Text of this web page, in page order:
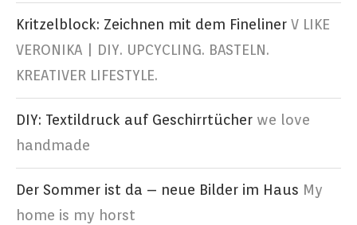
Kritzelblock: Zeichnen mit dem Fineliner V LIKE
VERONIKA | DIY. UPCYCLING. BASTELN.
KREATIVER LIFESTYLE.
DIY: Textildruck auf Geschirrtücher we love
handmade
Der Sommer ist da – neue Bilder im Haus My
home is my horst